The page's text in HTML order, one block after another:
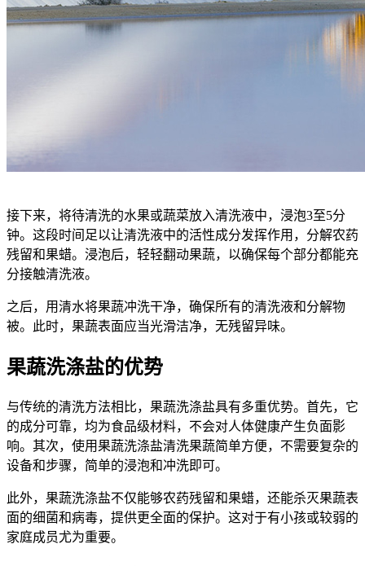
接下来，将待清洗的水果或蔬菜放入清洗液中，浸泡3至5分
钟。这段时间足以让清洗液中的活性成分发挥作用，分解农药
残留和果蜡。浸泡后，轻轻翻动果蔬，以确保每个部分都能充
分接触清洗液。
之后，用清水将果蔬冲洗干净，确保所有的清洗液和分解物
被。此时，果蔬表面应当光滑洁净，无残留异味。
果蔬洗涤盐的优势
与传统的清洗方法相比，果蔬洗涤盐具有多重优势。首先，它
的成分可靠，均为食品级材料，不会对人体健康产生负面影
响。其次，使用果蔬洗涤盐清洗果蔬简单方便，不需要复杂的
设备和步骤，简单的浸泡和冲洗即可。
此外，果蔬洗涤盐不仅能够农药残留和果蜡，还能杀灭果蔬表
面的细菌和病毒，提供更全面的保护。这对于有小孩或较弱的
家庭成员尤为重要。